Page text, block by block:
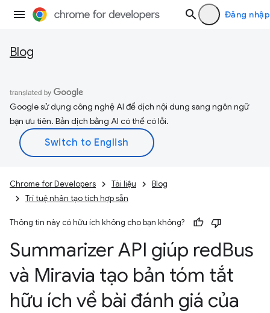
Đăng nhập
Blog
Google sử dụng công nghệ AI để dịch nội dung sang ngôn ngữ
bạn ưu tiên. Bản dịch bằng AI có thể có lỗi.
Chrome for Developers Tài liệu
Blog
Trí tuệ nhân tạo tích hợp sẵn
Thông tin này có hữu ích không cho bạn không?
Summarizer API giúp redBus
và Miravia tạo bản tóm tắt
hữu ích về bài đánh giá của